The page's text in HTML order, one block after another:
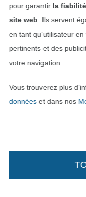
Rétractation
pour garantir la
site web . Ils servent
en tant qu’utilisateur
pertinents et des
votre navigation.
Vous trouverez plus
donnéeset dans nos